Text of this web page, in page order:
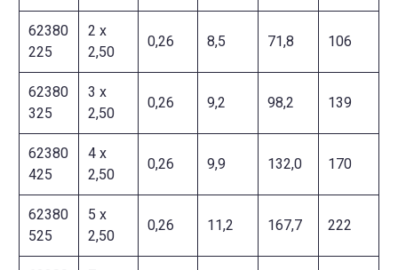
62380
225
2 x
2,50
0,26 8,5 71,8 106
62380
325
3 x
2,50
0,26 9,2 98,2 139
62380
425
4 x
2,50
0,26 9,9 132,0 170
62380
525
5 x
2,50
0,26 11,2 167,7 222